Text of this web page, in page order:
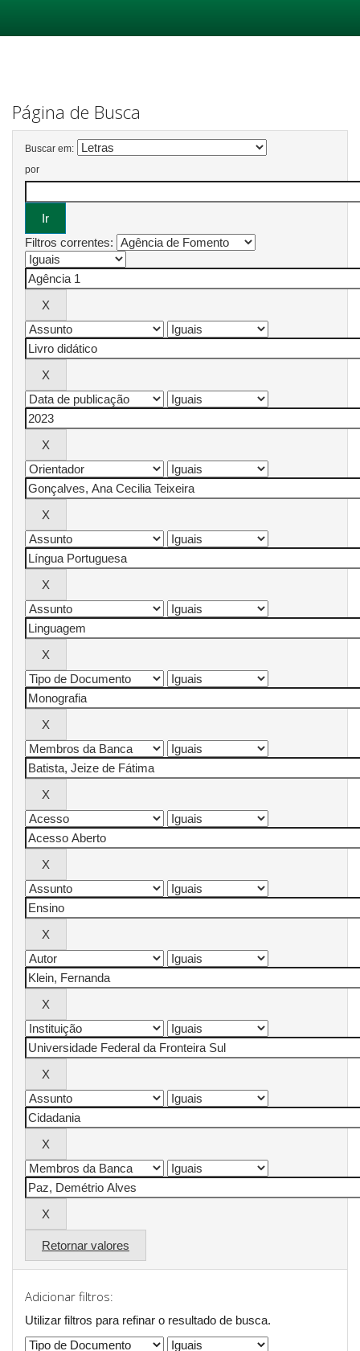
Página de Busca
Buscar em:
por
Filtros correntes:
Retornar valores
Adicionar filtros:
Utilizar filtros para refinar o resultado de busca.